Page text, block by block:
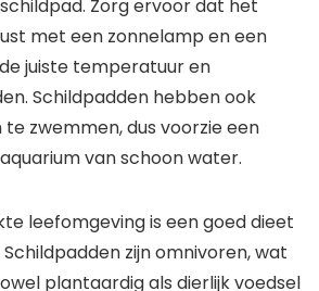
Zorg ervoor dat het
met een zonnelamp en een
juiste temperatuur en
Schildpadden hebben ook
zwemmen, dus voorzie een
van schoon water.
leefomgeving is een goed dieet
zijn omnivoren, wat
plantaardig als dierlijk voedsel